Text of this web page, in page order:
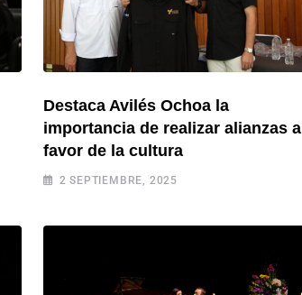
Destaca Avilés Ochoa la
importancia de realizar alianzas a
favor de la cultura
2 SEPTIEMBRE, 2025